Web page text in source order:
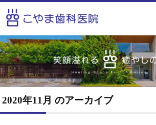
2020年11月 のアーカイブ